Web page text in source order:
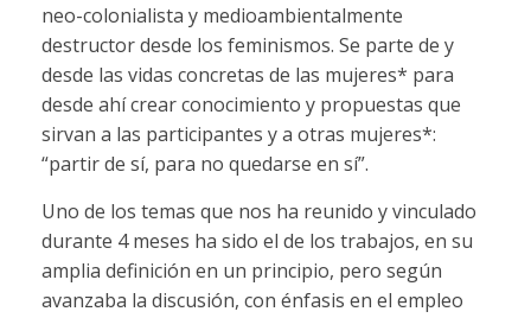
neo-colonialista y medioambientalmente
destructor desde los feminismos. Se parte de y
desde las vidas concretas de las mujeres* para
desde ahí crear conocimiento y propuestas que
sirvan a las participantes y a otras mujeres*:
“partir de sí, para no quedarse en sí”.
Uno de los temas que nos ha reunido y vinculado
durante 4 meses ha sido el de los trabajos, en su
amplia definición en un principio, pero según
avanzaba la discusión, con énfasis en el empleo